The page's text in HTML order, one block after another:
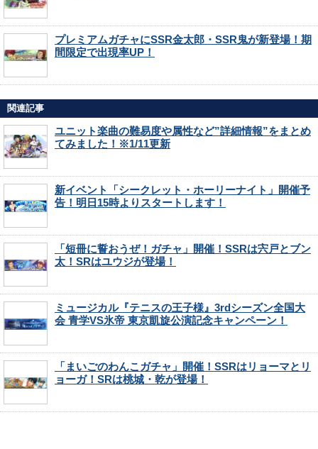
プレミアムガチャにSSR金太郎・SSR鬼が新登場！期
間限定で出現率UP！
関連記事
ユニット楽曲の難易度や属性など”詳細情報”をまとめ
てみました！※1/11更新
新イベント「シークレット・ホーリーナイト」開催予
告！明日15時よりスタートします！
「短冊に誓おうぜ！ガチャ」開催！SSRは宍戸とブン
太！SRはユウジが登場！
ミュージカル『テニスの王子様』3rdシーズン全国大
会 青学VS氷帝 東京凱旋公演記念キャンペーン！
「まいごのわんこガチャ」開催！SSRはリョーマとリ
ョーガ！SRは桃城・乾が登場！